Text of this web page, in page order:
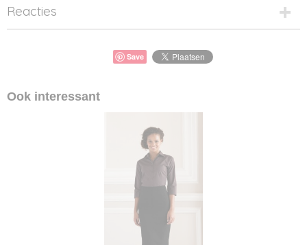
Reacties
Save
Ook interessant